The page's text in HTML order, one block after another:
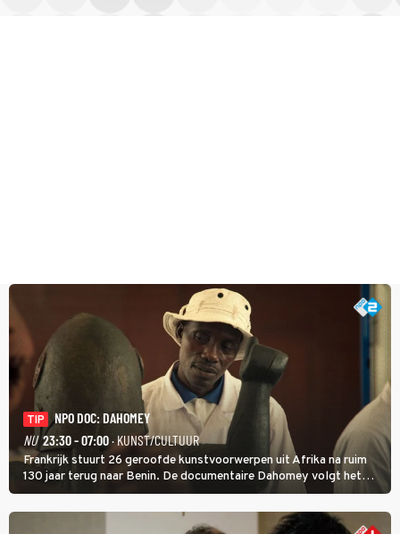
TIP
NPO DOC: DAHOMEY
NU 23:30 - 07:00· KUNST/CULTUUR
Frankrijk stuurt 26 geroofde kunstvoorwerpen uit Afrika na ruim
130 jaar terug naar Benin. De documentaire Dahomey volgt het
transport en toont de aankomst. Inwoners van Benin bespreken de
betekenis van de teruggave.